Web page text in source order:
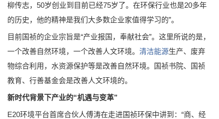
柳传志，50岁创业到目前已经75岁了。在环保行业也是20多年
的历史，他的精神是我们大多数企业家值得学习的”。
目前国祯的企业宗旨是“产业报国，奉献社会”。这里所说的是，
一个改善自然环境，一个改善人文环境。 清洁能源生产、废弃
物综合利用，水资源保护等是改善自然环境。国祯书院、国祯
教育、行善基金会是改善人文环境的。
新时代背景下产业的“机遇与变革”
E20环境平台首席合伙人傅涛在走进国祯环保中讲到：“商、经